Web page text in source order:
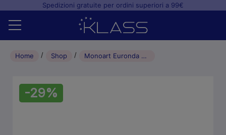
Spedizioni gratuite per ordini superiori a 99€
Home
Studio odontoiatrico
Home Shop Monoart Euronda bicchieri di plastica monouso 200cc (100pz) – Azzurro
-29%